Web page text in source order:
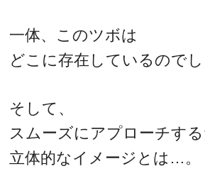
一体、このツボは
どこに存在しているので
そして、
スムーズにアプローチす
立体的なイメージとは…。